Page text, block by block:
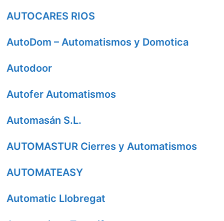
AUTOCARES RIOS
AutoDom – Automatismos y Domotica
Autodoor
Autofer Automatismos
Automasán S.L.
AUTOMASTUR Cierres y Automatismos
AUTOMATEASY
Automatic Llobregat